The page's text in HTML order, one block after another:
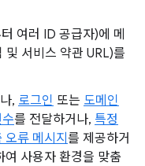
여러 ID 공급자)에 메
및 서비스 약관 URL)를
, 로그인 또는 도메인
를 전달하거나, 특정
오류 메시지 를 제공하거
여 사용자 환경을 맞춤